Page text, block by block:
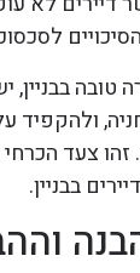
טובה בבניין,
ולהקפיד
צעד
בבניין.